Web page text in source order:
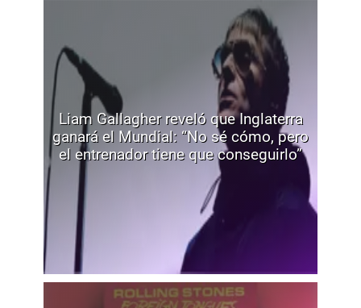
Liam Gallagher reveló que Inglaterra
ganará el Mundial: “No sé cómo, pero
el entrenador tiene que conseguirlo”